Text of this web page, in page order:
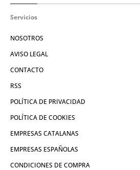
Servicios
NOSOTROS
AVISO LEGAL
CONTACTO
RSS
POLÍTICA DE PRIVACIDAD
POLÍTICA DE COOKIES
EMPRESAS CATALANAS
EMPRESAS ESPAÑOLAS
CONDICIONES DE COMPRA